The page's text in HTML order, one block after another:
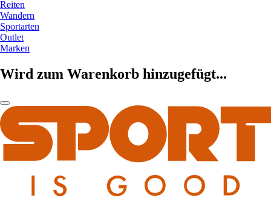
Reiten
Wandern
Sportarten
Outlet
Marken
Wird zum Warenkorb hinzugefügt...